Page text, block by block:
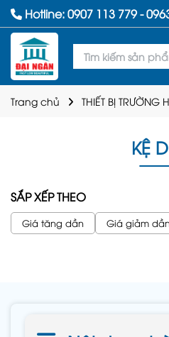
Hotline:0907 113 779-
Trang chủ THIẾT BỊ TRƯỜNG
KỆ
SẮP XẾP THEO
Giá tăng dần Giá giảm